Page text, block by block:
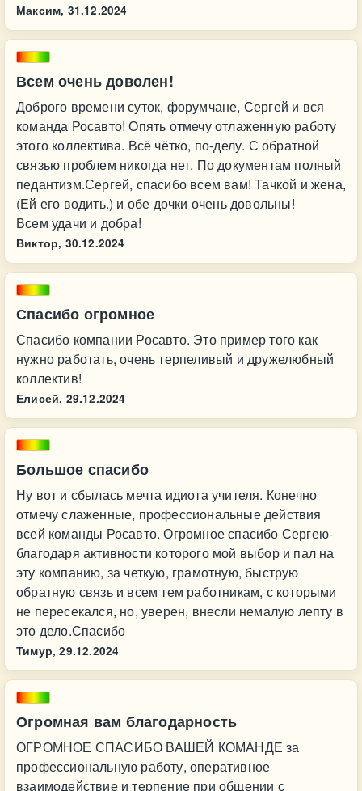
Максим, 31.12.2024
Всем очень доволен!
Доброго времени суток, форумчане, Сергей и вся
команда Росавто! Опять отмечу отлаженную работу
этого коллектива. Всё чётко, по-делу. С обратной
связью проблем никогда нет. По документам полный
педантизм.Сергей, спасибо всем вам! Тачкой и жена,
(Ей его водить.) и обе дочки очень довольны!
Всем удачи и добра!
Виктор, 30.12.2024
Спасибо огромное
Спасибо компании Росавто. Это пример того как
нужно работать, очень терпеливый и дружелюбный
коллектив!
Елисей, 29.12.2024
Большое спасибо
Ну вот и сбылась мечта идиота учителя. Конечно
отмечу слаженные, профессиональные действия
всей команды Росавто. Огромное спасибо Сергею-
благодаря активности которого мой выбор и пал на
эту компанию, за четкую, грамотную, быструю
обратную связь и всем тем работникам, с которыми
не пересекался, но, уверен, внесли немалую лепту в
это дело.Спасибо
Тимур, 29.12.2024
Огромная вам благодарность
ОГРОМНОЕ СПАСИБО ВАШЕЙ КОМАНДЕ за
профессиональную работу, оперативное
взаимодействие и терпение при общении с